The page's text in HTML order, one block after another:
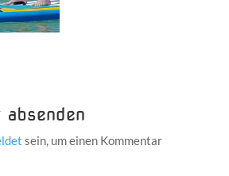
absenden
sein, um einen Kommentar